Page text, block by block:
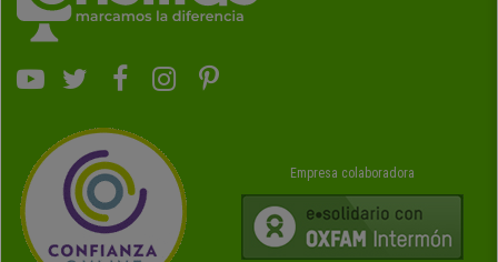
Empresa colaboradora